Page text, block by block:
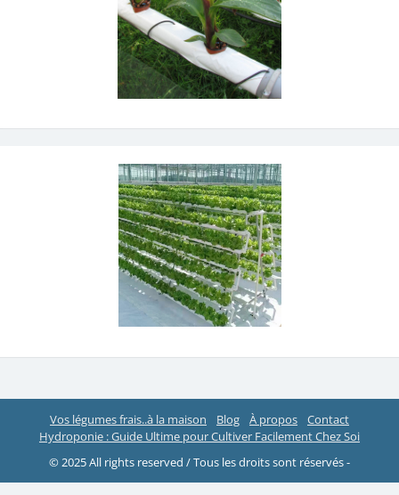
Vos légumes frais..à la maison Blog À propos
Contact
Hydroponie : Guide Ultime pour Cultiver Facilement Chez Soi
© 2025 All rights reserved / Tous les droits sont réservés -